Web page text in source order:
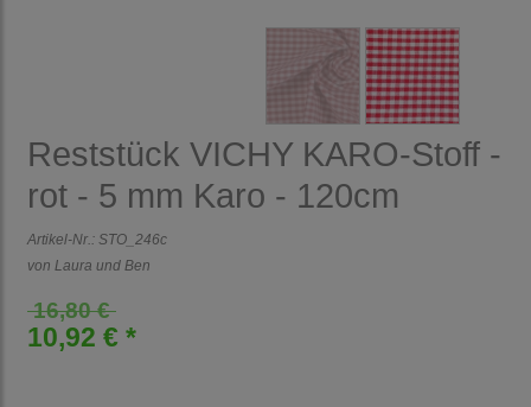
Reststück VICHY KARO-Stoff -
rot - 5 mm Karo - 120cm
Artikel-Nr.: STO_246c
von Laura und Ben
16,80 €
10,92 € *